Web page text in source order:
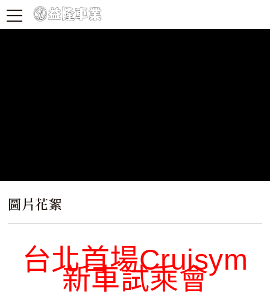
圖片花絮
台北首場Cruisym
新車試乘會